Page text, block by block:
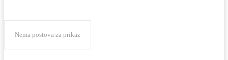
Nema postova za prikaz